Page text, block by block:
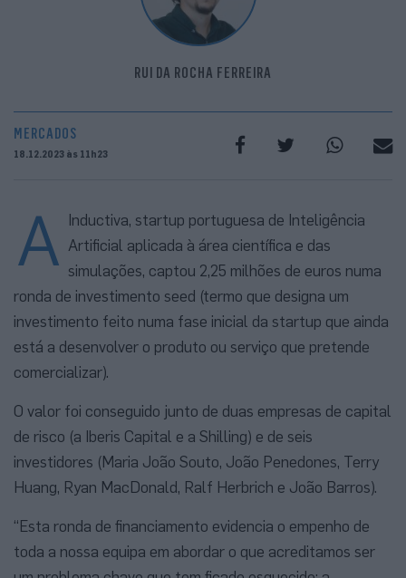
RUI DA ROCHA FERREIRA
MERCADOS
18.12.2023 às 11h23
A
Inductiva, startup portuguesa de Inteligência
Artificial aplicada à área científica e das
simulações, captou 2,25 milhões de euros numa
ronda de investimento seed (termo que designa um
investimento feito numa fase inicial da startup que ainda
está a desenvolver o produto ou serviço que pretende
comercializar).
O valor foi conseguido junto de duas empresas de capital
de risco (a Iberis Capital e a Shilling) e de seis
investidores (Maria João Souto, João Penedones, Terry
Huang, Ryan MacDonald, Ralf Herbrich e João Barros).
“Esta ronda de financiamento evidencia o empenho de
toda a nossa equipa em abordar o que acreditamos ser